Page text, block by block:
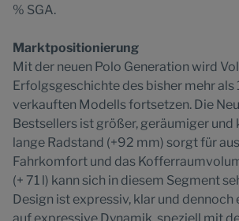
% SGA.
Marktpositionierung
Mit der neuen Polo Generation wird
Erfolgsgeschichte des bisher mehr als
verkauften Modells fortsetzen. Die
Bestsellers ist größer, geräumiger
lange Radstand (+92 mm) sorgt für
Fahrkomfort und das
(+ 71 l) kann sich in diesem Segment
Design ist expressiv, klar und